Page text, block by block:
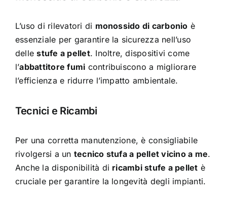
L’uso di rilevatori di monossido di carbonio è
essenziale per garantire la sicurezza nell’uso
dellestufe a pellet. Inoltre, dispositivi come
l’abbattitore fumi contribuiscono a migliorare
l’efficienza e ridurre l’impatto ambientale.
Tecnici e Ricambi
Per una corretta manutenzione, è consigliabile
rivolgersi a un tecnico stufa a pellet vicino a me.
Anche la disponibilità di ricambi stufe a pellet è
cruciale per garantire la longevità degli impianti.